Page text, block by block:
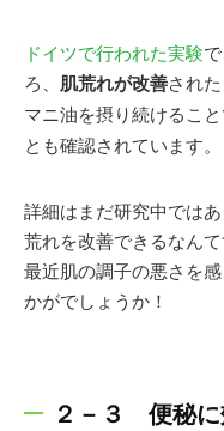
ドイツで行われた実験
ろ、 肌荒れが改善され
マニ油を摂り続けること
とも確認されています。
詳細はまだ研究中では
荒れを改善できるなんて
最近肌の調子の悪さを
かがでしょうか！
２－３ 便秘に